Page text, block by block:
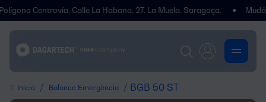
Centrovía, Calle La Habana, 27, La Muela, Saragoça. Mudámos
Início / Balance Emergência / BGB 50 ST